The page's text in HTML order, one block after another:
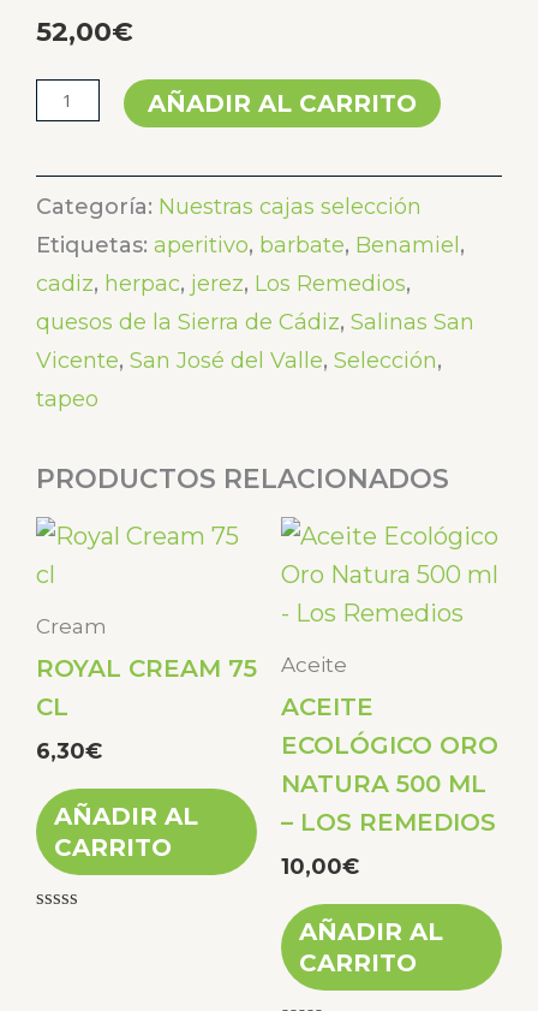
52,00€
Selección
cantidad
AÑADIR AL CARRITO
Categoría: Nuestras cajas selección
Etiquetas: aperitivo, barbate, Benamiel ,
cadiz, herpac, jerez, Los Remedios,
quesos de la Sierra de Cádiz, Salinas San
Vicente, San José del Valle, Selección,
tapeo
PRODUCTOS RELACIONADOS
Cream
ROYAL CREAM 75
CL
6,30€
AÑADIR AL
CARRITO
Aceite
ACEITE
ECOLÓGICO ORO
NATURA 500 ML
– LOS REMEDIOS
10,00€
AÑADIR AL
CARRITO